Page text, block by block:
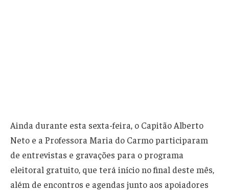
Ainda durante esta sexta-feira, o Capitão Alberto
Neto e a Professora Maria do Carmo participaram
de entrevistas e gravações para o programa
eleitoral gratuito, que terá início no final deste mês,
além de encontros e agendas junto aos apoiadores